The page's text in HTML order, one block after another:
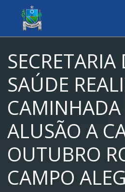
SECRETARIA
SAÚDE
CAMINHADA
ALUSÃO A
OUTUBRO
CAMPO